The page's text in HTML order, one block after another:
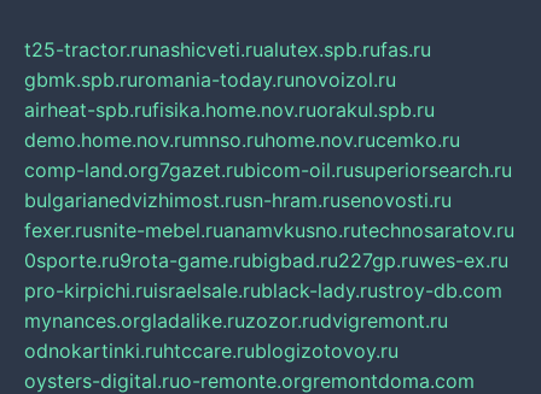
t25-tractor.runashicveti.rualutex.spb.rufas.ru
gbmk.spb.ruromania-today.runovoizol.ru
airheat-spb.rufisika.home.nov.ruorakul.spb.ru
demo.home.nov.rumnso.ruhome.nov.rucemko.ru
comp-land.org7gazet.rubicom-oil.rusuperiorsearch.ru
bulgarianedvizhimost.rusn-hram.rusenovosti.ru
fexer.rusnite-mebel.ruanamvkusno.rutechnosaratov.ru
0sporte.ru9rota-game.rubigbad.ru227gp.ruwes-ex.ru
pro-kirpichi.ruisraelsale.rublack-lady.rustroy-db.com
mynances.orgladalike.ruzozor.rudvigremont.ru
odnokartinki.ruhtccare.rublogizotovoy.ru
oysters-digital.ruo-remonte.orgremontdoma.com